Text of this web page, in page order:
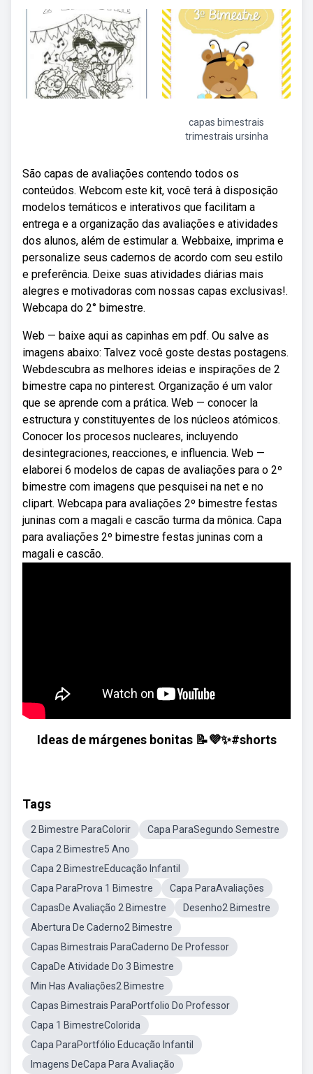
capas bimestrais
trimestrais ursinha
São capas de avaliações contendo todos os
conteúdos. Webcom este kit, você terá à disposição
modelos temáticos e interativos que facilitam a
entrega e a organização das avaliações e atividades
dos alunos, além de estimular a. Webbaixe, imprima e
personalize seus cadernos de acordo com seu estilo
e preferência. Deixe suas atividades diárias mais
alegres e motivadoras com nossas capas exclusivas!.
Webcapa do 2° bimestre.
Web — baixe aqui as capinhas em pdf. Ou salve as
imagens abaixo: Talvez você goste destas postagens.
Webdescubra as melhores ideias e inspirações de 2
bimestre capa no pinterest. Organização é um valor
que se aprende com a prática. Web — conocer la
estructura y constituyentes de los núcleos atómicos.
Conocer los procesos nucleares, incluyendo
desintegraciones, reacciones, e influencia. Web —
elaborei 6 modelos de capas de avaliações para o 2º
bimestre com imagens que pesquisei na net e no
clipart. Webcapa para avaliações 2º bimestre festas
juninas com a magali e cascão turma da mônica. Capa
para avaliações 2º bimestre festas juninas com a
magali e cascão.
Ideas de márgenes bonitas 📝💜✨#shorts
Tags
2 Bimestre ParaColorir
Capa ParaSegundo Semestre
Capa 2 Bimestre5 Ano
Capa 2 BimestreEducação Infantil
Capa ParaProva 1 Bimestre
Capa ParaAvaliações
CapasDe Avaliação 2 Bimestre
Desenho2 Bimestre
Abertura De Caderno2 Bimestre
Capas Bimestrais ParaCaderno De Professor
CapaDe Atividade Do 3 Bimestre
Min Has Avaliações2 Bimestre
Capas Bimestrais ParaPortfolio Do Professor
Capa 1 BimestreColorida
Capa ParaPortfólio Educação Infantil
Imagens DeCapa Para Avaliação